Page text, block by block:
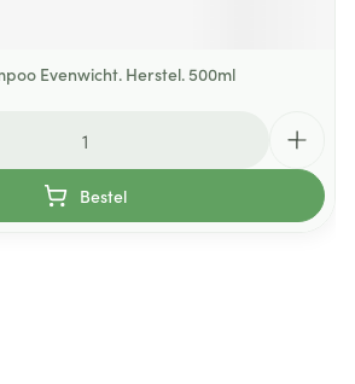
Evenwicht. Herstel. 500ml
Bestel